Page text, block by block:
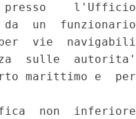
l'Ufficio
da  un  funzionario
vie  navigabili
sulle  autorita'
marittimo e  per
non  inferiore